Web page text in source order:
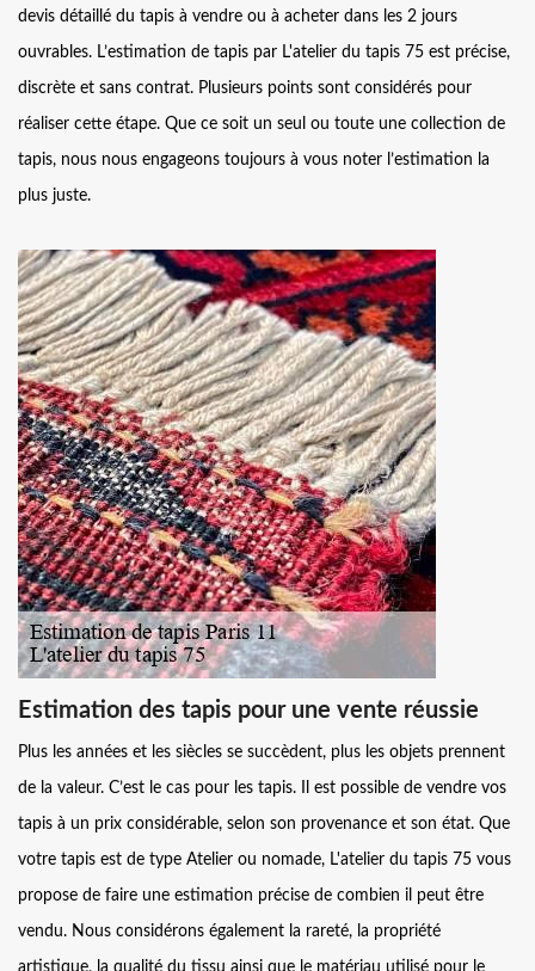
devis détaillé du tapis à vendre ou à acheter dans les 2 jours
ouvrables. L’estimation de tapis par L'atelier du tapis 75 est précise,
discrète et sans contrat. Plusieurs points sont considérés pour
réaliser cette étape. Que ce soit un seul ou toute une collection de
tapis, nous nous engageons toujours à vous noter l’estimation la
plus juste.
Estimation des tapis pour une vente réussie
Plus les années et les siècles se succèdent, plus les objets prennent
de la valeur. C’est le cas pour les tapis. Il est possible de vendre vos
tapis à un prix considérable, selon son provenance et son état. Que
votre tapis est de type Atelier ou nomade, L'atelier du tapis 75 vous
propose de faire une estimation précise de combien il peut être
vendu. Nous considérons également la rareté, la propriété